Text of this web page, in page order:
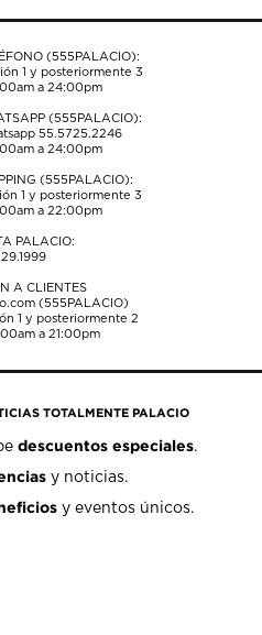
(555PALACIO):
1 y posteriormente 3
a 24:00pm
(555PALACIO):
55.5725.2246
a 24:00pm
(555PALACIO):
1 y posteriormente 3
a 22:00pm
PALACIO:
A CLIENTES
(555PALACIO)
1 y posteriormente 2
a 21:00pm
TOTALMENTE PALACIO
descuentos especiales.
y noticias.
y eventos únicos.